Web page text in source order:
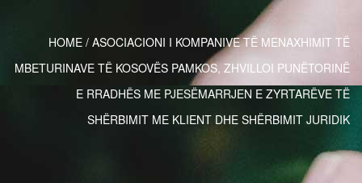
HOME / ASOCIACIONI I KOMPANIVE TË MENAXHIMIT TË
MBETURINAVE TË KOSOVËS PAMKOS, ZHVILLOI PUNËTORINË
E RRADHËS ME PJESËMARRJEN E ZYRTARËVE TË
SHËRBIMIT ME KLIENT DHE SHËRBIMIT JURIDIK